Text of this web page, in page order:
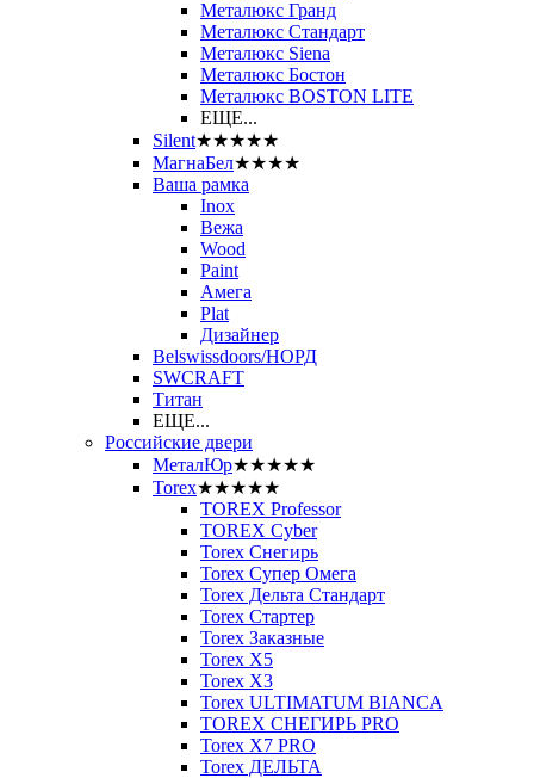
Металюкс Гранд
Металюкс Стандарт
Металюкс Siena
Металюкс Бостон
Металюкс BOSTON LITE
ЕЩЕ...
Silent★★★★★
МагнаБел★★★★
Ваша рамка
Inox
Вежа
Wood
Paint
Амега
Plat
Дизайнер
Belswissdoors/НОРД
SWCRAFT
Титан
ЕЩЕ...
Российские двери
МеталЮр★★★★★
Torex★★★★★
TOREX Professor
TOREX Cyber
Torex Снегирь
Torex Супер Омега
Torex Дельта Стандарт
Torex Стартер
Torex Заказные
Torex Х5
Torex Х3
Torex ULTIMATUM BIANCA
TOREX СНЕГИРЬ PRO
Torex X7 PRO
Torex ДЕЛЬТА